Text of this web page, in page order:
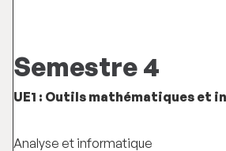
Semestre 4
UE1 : Outils mathématiques et
Analyse et informatique